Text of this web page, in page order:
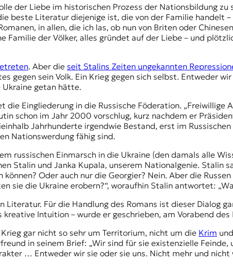
der Liebe im historischen Prozess der Nationsbildung
beste Literatur diejenige ist, die von der Familie handelt
in allen, die ich las, ob nun von Briten oder
Familie der Völker, alles gründet auf der Liebe – und
. Aber die seit Stalins Zeiten ungekannten
gegen sein Volk. Ein Krieg gegen sich selbst. Entweder
Ukraine getan hätte.
Eingliederung in die Russische Föderation. „Freiwillige
schon im Jahr 2000 vorschlug, kurz nachdem er
Jahrhunderte irgendwie Bestand, erst im
Nationswerdung fähig sind.
russischen Einmarsch in die Ukraine (den damals alle
Stalin und Janka Kupala, unserem Nationalgenie. Stalin
Oder auch nur die Georgier? Nein. Aber die
sie die Ukraine erobern?“, woraufhin Stalin antwortet:
Für die Handlung des Romans ist dieser Dialog
Intuition – wurde er geschrieben, am Vorabend des
gar nicht so sehr um Territorium, nicht um die Krim
in seinem Brief: „Wir sind für sie existenzielle
… Entweder wir sie oder sie uns. Nicht mehr und nicht